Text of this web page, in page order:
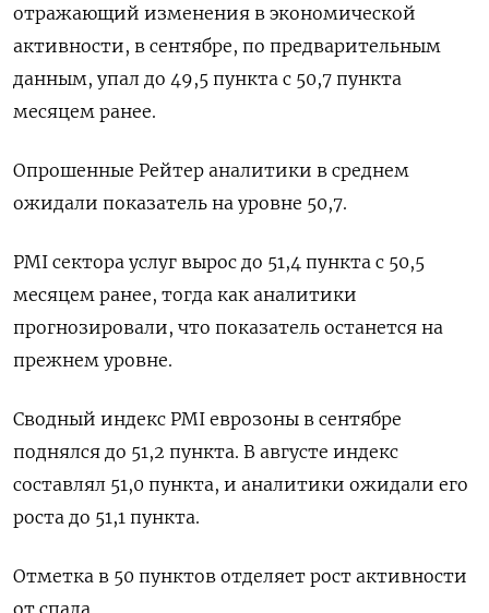
отражающий изменения в экономической
активности, в сентябре, по предварительным
данным, упал до 49,5 пункта с 50,7 пункта
месяцем ранее.
Опрошенные Рейтер аналитики в среднем
ожидали показатель на уровне 50,7.
PMI сектора услуг вырос до 51,4 пункта с 50,5
месяцем ранее, тогда как аналитики
прогнозировали, что показатель останется на
прежнем уровне.
Сводный индекс PMI еврозоны в сентябре
поднялся до 51,2 пункта. В августе индекс
составлял 51,0 пункта, и аналитики ожидали его
роста до 51,1 пункта.
Отметка в 50 пунктов отделяет рост активности
от спада.